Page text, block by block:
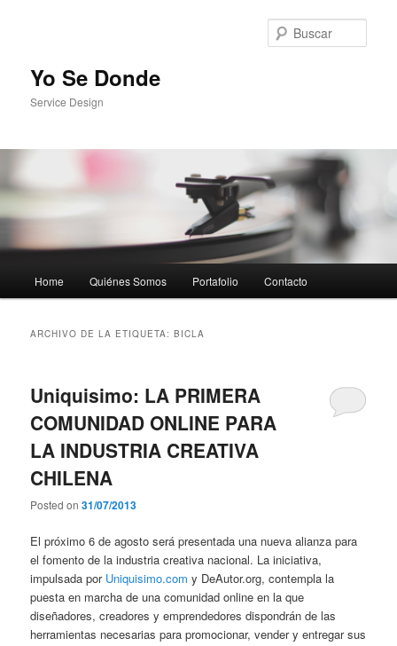
Yo Se Donde
Service Design
Ir al contenido principal
Ir al contenido secundario
Home Quiénes Somos Portafolio Contacto
ARCHIVO DE LA ETIQUETA:BICLA
Uniquisimo: LA PRIMERA
COMUNIDAD ONLINE PARA
LA INDUSTRIA CREATIVA
CHILENA
Posted on31/07/2013
El próximo 6 de agosto será presentada una nueva alianza para
el fomento de la industria creativa nacional. La iniciativa,
impulsada por Uniquisimo.com y DeAutor.org, contempla la
puesta en marcha de una comunidad online en la que
diseñadores, creadores y emprendedores dispondrán de las
herramientas necesarias para promocionar, vender y entregar sus